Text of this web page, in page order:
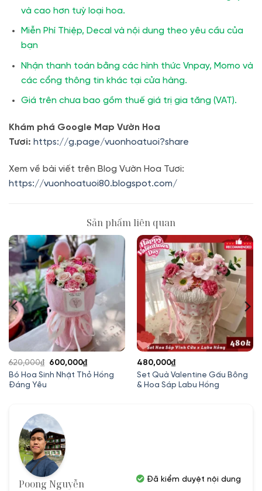
và cao hơn tuỳ loại hoa.
Miễn Phí Thiệp, Decal và nội dung theo yêu cầu của
bạn
Nhận thanh toán bằng các hình thức Vnpay, Momo và
các cổng thông tin khác tại cửa hàng.
Giá trên chưa bao gồm thuế giá trị gia tăng (VAT).
Khám phá Google Map Vườn Hoa
Tươi: https://g.page/vuonhoatuoi?share
Xem về bài viết trên Blog Vườn Hoa Tươi:
https://vuonhoatuoi80.blogspot.com/
Sản phẩm liên quan
Bó Hoa Sinh Nhật Thỏ Hồng
Đáng Yêu
620,000₫
Giá
gốc
600,000₫Giá
hiện
Set Quà Valentine Gấu Bông
& Hoa Sáp Labu Hồng
480,000₫
Poong Nguyễn Đã kiểm duyệt nội dung